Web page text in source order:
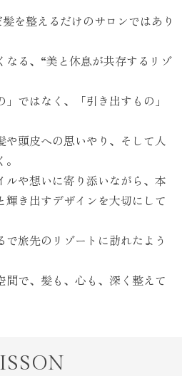
を整えるだけのサロンではあり
なる、“美と休息が共存するリゾ
ではなく、「引き出すもの」
頭皮への思いやり、そして人
や想いに寄り添いながら、本
き出すデザインを大切にして
旅先のリゾートに訪れたよう
間で、髪も、心も、深く整えて